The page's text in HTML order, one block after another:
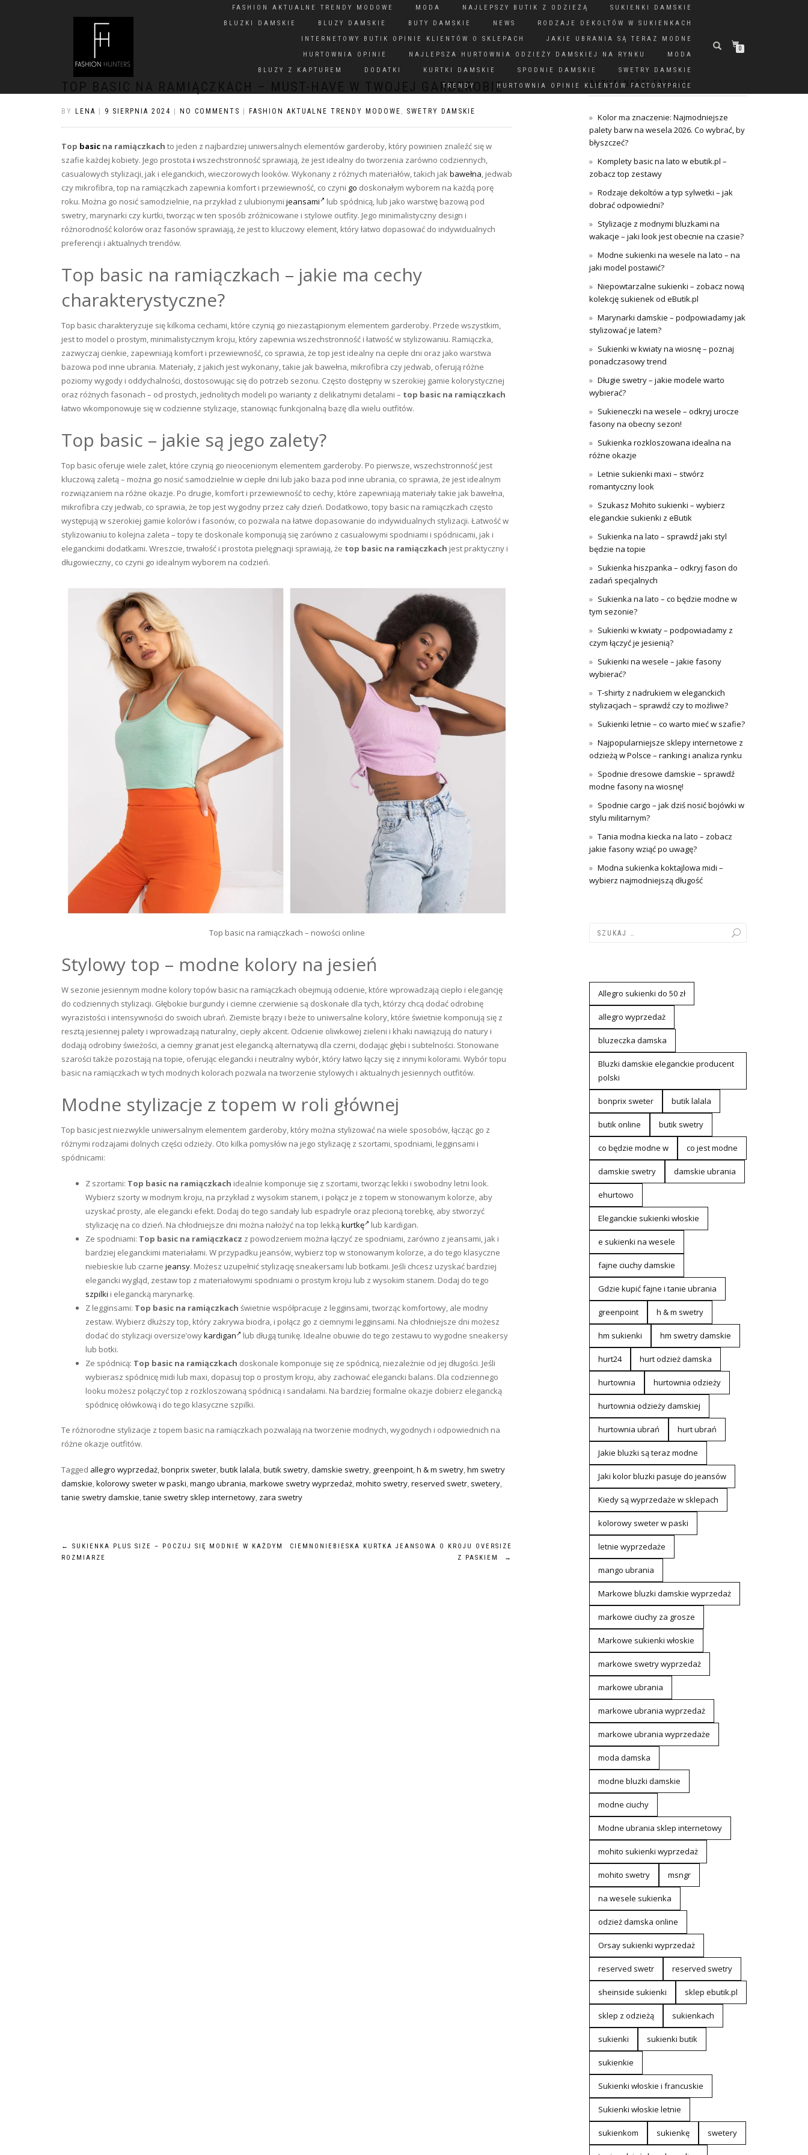
FASHION AKTUALNE TRENDY MODOWE MODA NAJLEPSZY BUTIK Z ODZIEŻĄ
SUKIENKI DAMSKIE
BLUZKI DAMSKIE
BLUZY DAMSKIE BUTY DAMSKIE NEWS
RODZAJE DEKOLTÓW W SUKIENKACH
INTERNETOWY BUTIK OPINIE KLIENTÓW O SKLEPACH
JAKIE UBRANIA SĄ TERAZ MODNE
HURTOWNIA OPINIE
NAJLEPSZA HURTOWNIA ODZIEŻY DAMSKIEJ NA RYNKU
MODA
BLUZY Z KAPTUREM
DODATKI KURTKI DAMSKIE SPODNIE DAMSKIE
SWETRY DAMSKIE
TRENDY
HURTOWNIA OPINIE KLIENTÓW FACTORYPRICE
0
TOP BASIC NA RAMIĄCZKACH – MUST-HAVE W TWOJEJ GARDEROBIE
BY LENA 9 SIERPNIA 2024 NO COMMENTS FASHION AKTUALNE TRENDY MODOWE , SWETRY DAMSKIE
Top basic na ramiączkach to jeden z najbardziej uniwersalnych elementów garderoby, który powinien znaleźć się w
szafie każdej kobiety. Jego prostota i wszechstronność sprawiają, że jest idealny do tworzenia zarówno codziennych,
casualowych stylizacji, jak i eleganckich, wieczorowych looków. Wykonany z różnych materiałów, takich jakbawełna, jedwab
czy mikrofibra, top na ramiączkach zapewnia komfort i przewiewność, co czyni go doskonałym wyborem na każdą porę
roku. Można go nosić samodzielnie, na przykład z ulubionymi jeansami
lub spódnicą, lub jako warstwę bazową pod
swetry, marynarki czy kurtki, tworząc w ten sposób zróżnicowane i stylowe outfity. Jego minimalistyczny design i
różnorodność kolorów oraz fasonów sprawiają, że jest to kluczowy element, który łatwo dopasować do indywidualnych
preferencji i aktualnych trendów.
Top basic na ramiączkach – jakie ma cechy
charakterystyczne?
Top basic charakteryzuje się kilkoma cechami, które czynią go niezastąpionym elementem garderoby. Przede wszystkim,
jest to model o prostym, minimalistycznym kroju, który zapewnia wszechstronność i łatwość w stylizowaniu. Ramiączka,
zazwyczaj cienkie, zapewniają komfort i przewiewność, co sprawia, że top jest idealny na ciepłe dni oraz jako warstwa
bazowa pod inne ubrania. Materiały, z jakich jest wykonany, takie jak bawełna, mikrofibra czy jedwab, oferują różne
poziomy wygody i oddychalności, dostosowując się do potrzeb sezonu. Często dostępny w szerokiej gamie kolorystycznej
oraz różnych fasonach – od prostych, jednolitych modeli po warianty z delikatnymi detalami – top basic na ramiączkach
łatwo wkomponowuje się w codzienne stylizacje, stanowiąc funkcjonalną bazę dla wielu outfitów.
Top basic – jakie są jego zalety?
Top basic oferuje wiele zalet, które czynią go nieocenionym elementem garderoby. Po pierwsze, wszechstronność jest
kluczową zaletą – można go nosić samodzielnie w ciepłe dni lub jako baza pod inne ubrania, co sprawia, że jest idealnym
rozwiązaniem na różne okazje. Po drugie, komfort i przewiewność to cechy, które zapewniają materiały takie jak bawełna,
mikrofibra czy jedwab, co sprawia, że top jest wygodny przez cały dzień. Dodatkowo, topy basic na ramiączkach często
występują w szerokiej gamie kolorów i fasonów, co pozwala na łatwe dopasowanie do indywidualnych stylizacji. Łatwość w
stylizowaniu to kolejna zaleta – topy te doskonale komponują się zarówno z casualowymi spodniami i spódnicami, jak i
eleganckimi dodatkami. Wreszcie, trwałość i prostota pielęgnacji sprawiają, że top basic na ramiączkach jest praktyczny i
długowieczny, co czyni go idealnym wyborem na codzień.
Top basic na ramiączkach – nowości online
Stylowy top – modne kolory na jesień
W sezonie jesiennym modne kolory topów basic na ramiączkach obejmują odcienie, które wprowadzają ciepło i elegancję
do codziennych stylizacji. Głębokie burgundy i ciemne czerwienie są doskonałe dla tych, którzy chcą dodać odrobinę
wyrazistości i intensywności do swoich ubrań. Ziemiste brązy i beże to uniwersalne kolory, które świetnie komponują się z
resztą jesiennej palety i wprowadzają naturalny, ciepły akcent. Odcienie oliwkowej zieleni i khaki nawiązują do natury i
dodają odrobiny świeżości, a ciemny granat jest elegancką alternatywą dla czerni, dodając głębi i subtelności. Stonowane
szarości także pozostają na topie, oferując elegancki i neutralny wybór, który łatwo łączy się z innymi kolorami. Wybór topu
basic na ramiączkach w tych modnych kolorach pozwala na tworzenie stylowych i aktualnych jesiennych outfitów.
Modne stylizacje z topem w roli głównej
Top basic jest niezwykle uniwersalnym elementem garderoby, który można stylizować na wiele sposobów, łącząc go z
różnymi rodzajami dolnych części odzieży. Oto kilka pomysłów na jego stylizację z szortami, spodniami, legginsami i
spódnicami:
Z szortami: Top basic na ramiączkach idealnie komponuje się z szortami, tworząc lekki i swobodny letni look.
Wybierz szorty w modnym kroju, na przykład z wysokim stanem, i połącz je z topem w stonowanym kolorze, aby
uzyskać prosty, ale elegancki efekt. Dodaj do tego sandały lub espadryle oraz plecioną torebkę, aby stworzyć
stylizację na co dzień. Na chłodniejsze dni można nałożyć na top lekkąkurtkę
lub kardigan.
Ze spodniami: Top basic na ramiączkacz z powodzeniem można łączyć ze spodniami, zarówno z jeansami, jak i
bardziej eleganckimi materiałami. W przypadku jeansów, wybierz top w stonowanym kolorze, a do tego klasyczne
niebieskie lub czarne jeansy. Możesz uzupełnić stylizację sneakersami lub botkami. Jeśli chcesz uzyskać bardziej
elegancki wygląd, zestaw top z materiałowymi spodniami o prostym kroju lub z wysokim stanem. Dodaj do tego
szpilki i elegancką marynarkę.
Z legginsami: Top basic na ramiączkach świetnie współpracuje z legginsami, tworząc komfortowy, ale modny
zestaw. Wybierz dłuższy top, który zakrywa biodra, i połącz go z ciemnymi legginsami. Na chłodniejsze dni możesz
dodać do stylizacji oversize’owykardigan
lub długą tunikę. Idealne obuwie do tego zestawu to wygodne sneakersy
lub botki.
Ze spódnicą: Top basic na ramiączkach doskonale komponuje się ze spódnicą, niezależnie od jej długości. Jeśli
wybierasz spódnicę midi lub maxi, dopasuj top o prostym kroju, aby zachować elegancki balans. Dla codziennego
looku możesz połączyć top z rozkloszowaną spódnicą i sandałami. Na bardziej formalne okazje dobierz elegancką
spódnicę ołówkową i do tego klasyczne szpilki.
Te różnorodne stylizacje z topem basic na ramiączkach pozwalają na tworzenie modnych, wygodnych i odpowiednich na
różne okazje outfitów.
Tagged allegro wyprzedaż,bonprix sweter,butik lalala,butik swetry,damskie swetry, greenpoint,h & m swetry,hm swetry
damskie,kolorowy sweter w paski,mango ubrania,markowe swetry wyprzedaż,mohito swetry,reserved swetr, swetery,
tanie swetry damskie,tanie swetry sklep internetowy, zara swetry
Nawigacja
←
SUKIENKA PLUS SIZE – POCZUJ SIĘ MODNIE W KAŻDYM
ROZMIARZE
CIEMNONIEBIESKA KURTKA JEANSOWA O KROJU OVERSIZE
Z PASKIEM
→
AKTUALNOŚCI FASHION
Kolor ma znaczenie: Najmodniejsze
palety barw na wesela 2026. Co wybrać, by
błyszczeć?
Komplety basic na lato w ebutik.pl –
zobacz top zestawy
Rodzaje dekoltów a typ sylwetki – jak
dobrać odpowiedni?
Stylizacje z modnymi bluzkami na
wakacje – jaki look jest obecnie na czasie?
Modne sukienki na wesele na lato – na
jaki model postawić?
Niepowtarzalne sukienki – zobacz nową
kolekcję sukienek od eButik.pl
Marynarki damskie – podpowiadamy jak
stylizować je latem?
Sukienki w kwiaty na wiosnę – poznaj
ponadczasowy trend
Długie swetry – jakie modele warto
wybierać?
Sukieneczki na wesele – odkryj urocze
fasony na obecny sezon!
Sukienka rozkloszowana idealna na
różne okazje
Letnie sukienki maxi – stwórz
romantyczny look
Szukasz Mohito sukienki – wybierz
eleganckie sukienki z eButik
Sukienka na lato – sprawdź jaki styl
będzie na topie
Sukienka hiszpanka – odkryj fason do
zadań specjalnych
Sukienka na lato – co będzie modne w
tym sezonie?
Sukienki w kwiaty – podpowiadamy z
czym łączyć je jesienią?
Sukienki na wesele – jakie fasony
wybierać?
T-shirty z nadrukiem w eleganckich
stylizacjach – sprawdź czy to możliwe?
Sukienki letnie – co warto mieć w szafie?
Najpopularniejsze sklepy internetowe z
odzieżą w Polsce – ranking i analiza rynku
Spodnie dresowe damskie – sprawdź
modne fasony na wiosnę!
Spodnie cargo – jak dziś nosić bojówki w
stylu militarnym?
Tania modna kiecka na lato – zobacz
jakie fasony wziąć po uwagę?
Modna sukienka koktajlowa midi –
wybierz najmodniejszą długość
Allegro sukienki do 50 zł
allegro wyprzedaż
bluzeczka damska
Bluzki damskie eleganckie producent
polski
bonprix sweter butik lalala
butik online butik swetry
co będzie modne w co jest modne
damskie swetry damskie ubrania
ehurtowo
Eleganckie sukienki włoskie
e sukienki na wesele
fajne ciuchy damskie
Gdzie kupić fajne i tanie ubrania
greenpoint h & m swetry
hm sukienki hm swetry damskie
hurt24 hurt odzież damska
hurtownia hurtownia odzieży
hurtownia odzieży damskiej
hurtownia ubrań hurt ubrań
Jakie bluzki są teraz modne
Jaki kolor bluzki pasuje do jeansów
Kiedy są wyprzedaże w sklepach
kolorowy sweter w paski
letnie wyprzedaże
mango ubrania
Markowe bluzki damskie wyprzedaż
markowe ciuchy za grosze
Markowe sukienki włoskie
markowe swetry wyprzedaż
markowe ubrania
markowe ubrania wyprzedaż
markowe ubrania wyprzedaże
moda damska
modne bluzki damskie
modne ciuchy
Modne ubrania sklep internetowy
mohito sukienki wyprzedaż
mohito swetry msngr
na wesele sukienka
odzież damska online
Orsay sukienki wyprzedaż
reserved swetr reserved swetry
sheinside sukienki sklep ebutik.pl
sklep z odzieżą sukienkach
sukienki sukienki butik
sukienkie
Sukienki włoskie i francuskie
Sukienki włoskie letnie
sukienkom sukienkę swetery